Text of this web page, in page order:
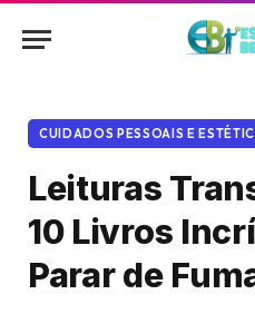
CUIDADOS PESSOAIS E
Leituras
10 Livros
Parar de